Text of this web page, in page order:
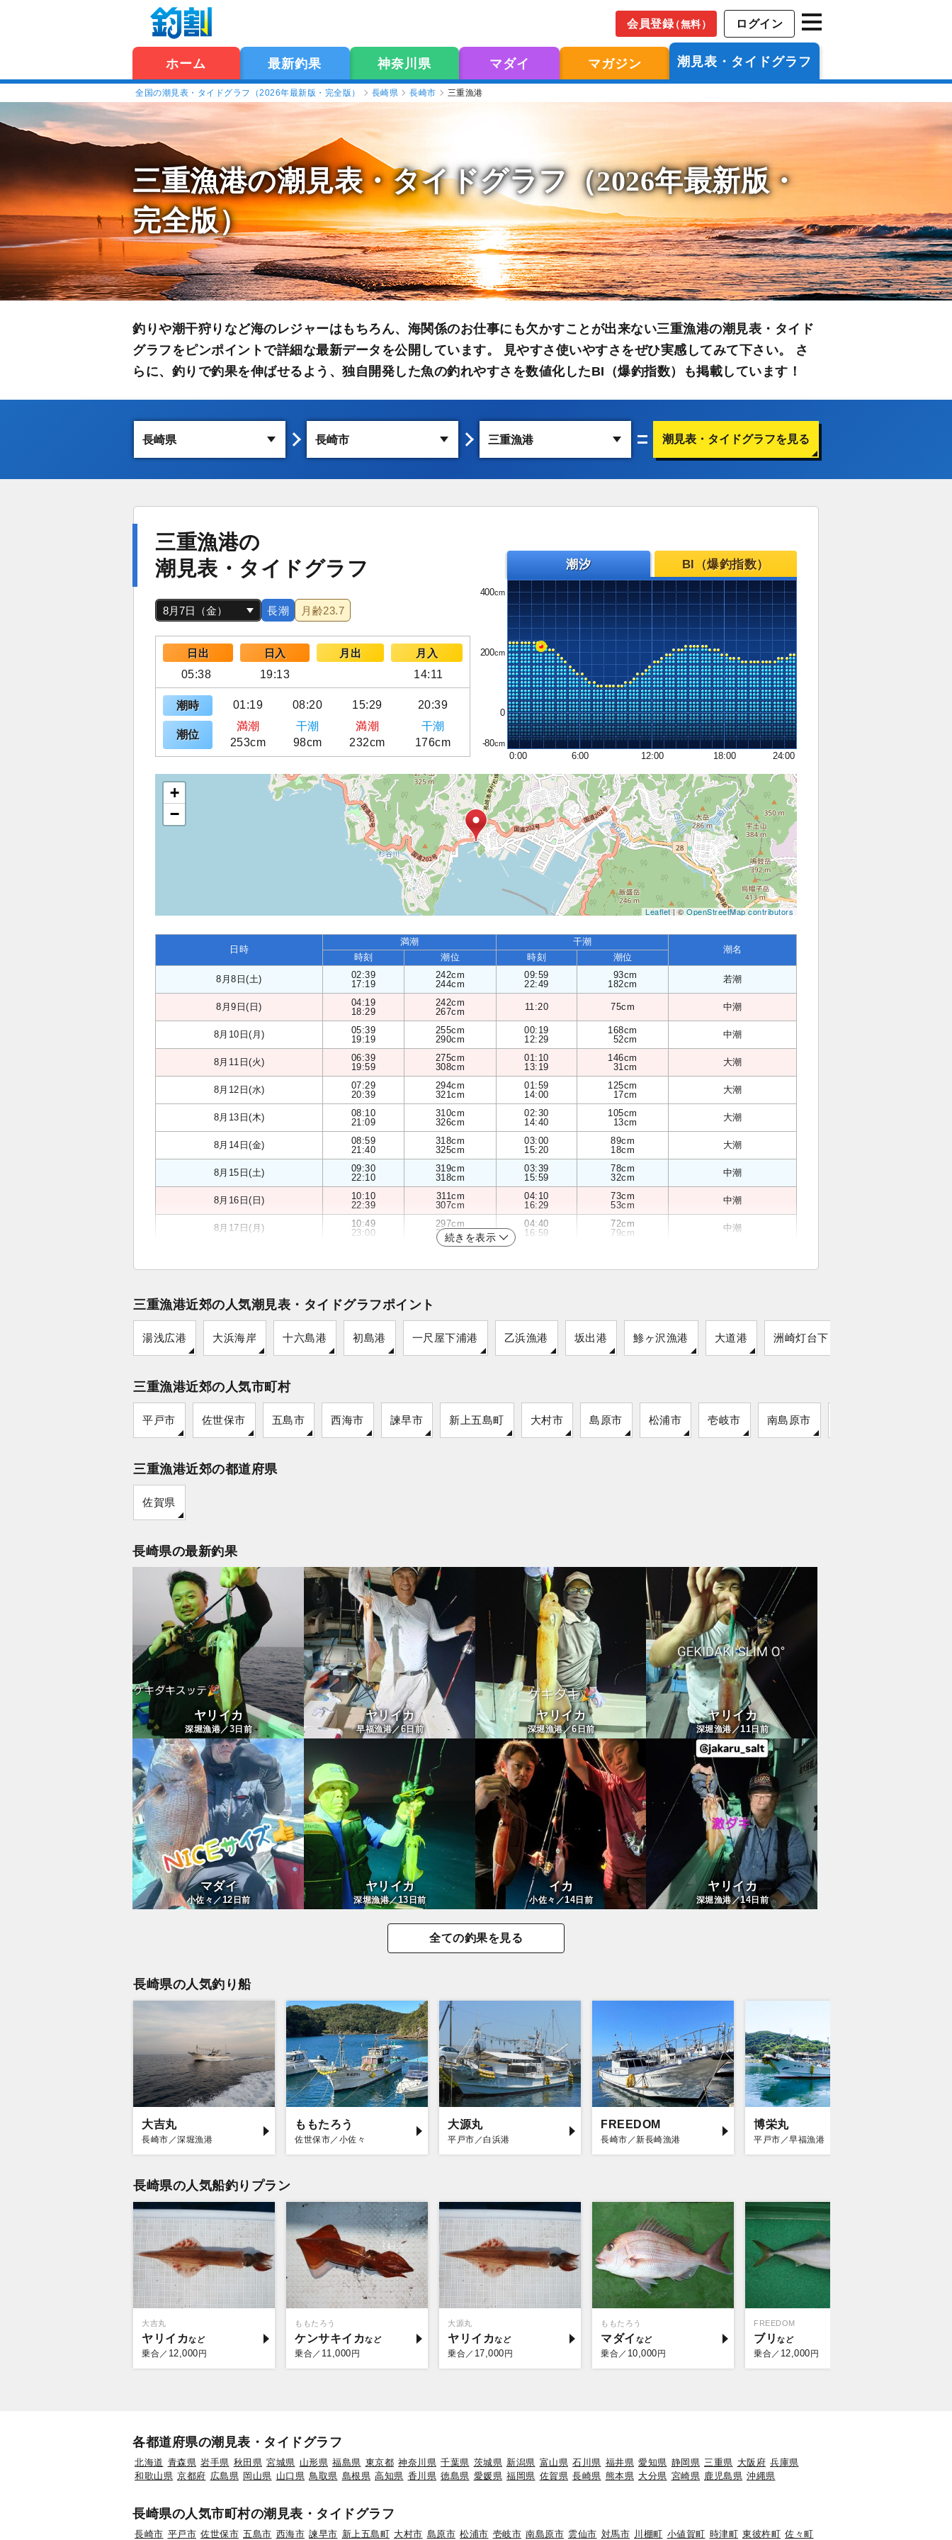
会員登録（無料） ログイン
ホーム 最新釣果 神奈川県 マダイ マガジン 潮見表・タイドグラフ
全国の潮見表・タイドグラフ（2026年最新版・完全版） 長崎県 長崎市 三重漁港
三重漁港の潮見表・タイドグラフ（2026年最新版・
完全版）
釣りや潮干狩りなど海のレジャーはもちろん、海関係のお仕事にも欠かすことが出来ない三重漁港の潮見表・タイド
グラフをピンポイントで詳細な最新データを公開しています。 見やすさ使いやすさをぜひ実感してみて下さい。 さ
らに、釣りで釣果を伸ばせるよう、独自開発した魚の釣れやすさを数値化したBI（爆釣指数）も掲載しています！
潮見表・タイドグラフを見る
三重漁港の
潮見表・タイドグラフ
長潮 月齢23.7
日出 日入 月出
月入
05:38
19:13 14:11
潮時 01:19 08:20 15:29 20:39
潮位
満潮 干潮 満潮
干潮
253cm
98cm 232cm 176cm
潮汐 BI（爆釣指数）
400
200
0
-80
0:00
6:00 12:00 18:00 24:00
+
−
Leaflet| ©OpenStreetMap contributors
日時
満潮 干潮
潮名
時刻 潮位 時刻 潮位
8月8日(土)
02:39
17:19
242cm
244cm
09:59
22:49
93cm
182cm
若潮
8月9日(日)
04:19
18:29
242cm
267cm
11:20 75cm 中潮
8月10日(月)
05:39
19:19
255cm
290cm
00:19
12:29
168cm
52cm
中潮
8月11日(火)
06:39
19:59
275cm
308cm
01:10
13:19
146cm
31cm
大潮
8月12日(水)
07:29
20:39
294cm
321cm
01:59
14:00
125cm
17cm
大潮
8月13日(木)
08:10
21:09
310cm
326cm
02:30
14:40
105cm
13cm
大潮
8月14日(金)
08:59
21:40
318cm
325cm
03:00
15:20
89cm
18cm
大潮
8月15日(土)
09:30
22:10
319cm
318cm
03:39
15:59
78cm
32cm
中潮
8月16日(日)
10:10
22:39
311cm
307cm
04:10
16:29
73cm
53cm
中潮
8月17日(月)
10:49
23:00
297cm
293cm
04:40
16:59
72cm
79cm
中潮
続きを表示
三重漁港近郊の人気潮見表・タイドグラフポイント
湯浅広港 大浜海岸 十六島港 初島港 一尺屋下浦港 乙浜漁港 坂出港 鯵ヶ沢漁港 大道港 洲崎灯台下
三重漁港近郊の人気市町村
平戸市 佐世保市 五島市 西海市 諫早市 新上五島町 大村市 島原市 松浦市 壱岐市 南島原市
三重漁港近郊の都道府県
佐賀県
長崎県の最新釣果
ヤリイカ
深堀漁港／3日前
ヤリイカ
早福漁港／6日前
ヤリイカ
深堀漁港／6日前
ヤリイカ
深堀漁港／11日前
マダイ
小佐々／12日前
ヤリイカ
深堀漁港／13 日前
イカ
小佐々／14 日前
ヤリイカ
深堀漁港／14日前
全ての釣果を見る
長崎県の人気釣り船
大吉丸
長崎市／深堀漁港
ももたろう
佐世保市／小佐々
大源丸
平戸市／白浜港
FREEDOM
長崎市／新長崎漁港
博栄丸
平戸市／早福漁港
長崎県の人気船釣りプラン
大吉丸
ヤリイカ
乗合／ 12,000 円
ももたろう
ケンサキイカ
乗合／ 11,000 円
大源丸
ヤリイカ
乗合／ 17,000 円
ももたろう
マダイ
乗合／ 10,000 円
FREEDOM
ブリ
乗合／ 12,000 円
各都道府県の潮見表・タイドグラフ
北海道 青森県 岩手県 秋田県 宮城県 山形県 福島県 東京都 神奈川県 千葉県 茨城県 新潟県 富山県 石川県 福井県 愛知県 静岡県 三重県 大阪府 兵庫県
和歌山県 京都府 広島県 岡山県 山口県 鳥取県 島根県 高知県 香川県 徳島県 愛媛県 福岡県 佐賀県 長崎県 熊本県 大分県 宮崎県 鹿児島県 沖縄県
長崎県の人気市町村の潮見表・タイドグラフ
長崎市 平戸市 佐世保市 五島市 西海市 諫早市 新上五島町 大村市 島原市 松浦市 壱岐市 南島原市 雲仙市 対馬市 川棚町 小値賀町 時津町 東彼杵町 佐々町